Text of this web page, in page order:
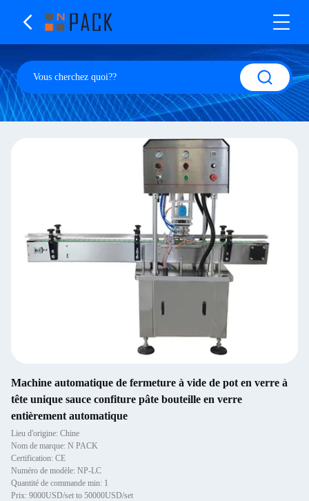
Machine automatique de fermeture à vide de pot en verre à
tête unique sauce confiture pâte bouteille en verre
entièrement automatique
Lieu d'origine: Chine
Nom de marque: N PACK
Certification: CE
Numéro de modèle: NP-LC
Quantité de commande min: 1
Prix: 9000USD/set to 50000USD/set